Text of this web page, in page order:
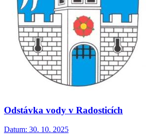
Odstávka vody v Radosticích
Datum: 30. 10. 2025